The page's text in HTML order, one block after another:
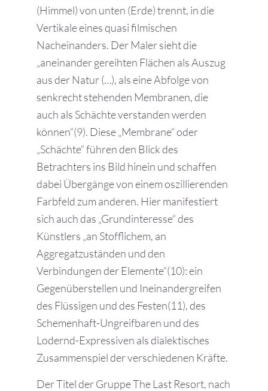
(Himmel) von unten (Erde) trennt, in die
Vertikale eines quasi filmischen
Nacheinanders. Der Maler sieht die
„aneinander gereihten Flächen als Auszug
aus der Natur (…), als eine Abfolge von
senkrecht stehenden Membranen, die
auch als Schächte verstanden werden
können“(9). Diese „Membrane“ oder
„Schächte“ führen den Blick des
Betrachters ins Bild hinein und schaffen
dabei Übergänge von einem oszillierenden
Farbfeld zum anderen. Hier manifestiert
sich auch das „Grundinteresse“ des
Künstlers „an Stofflichem, an
Aggregatzuständen und den
Verbindungen der Elemente“(10): ein
Gegenüberstellen und Ineinandergreifen
des Flüssigen und des Festen(11), des
Schemenhaft-Ungreifbaren und des
Lodernd-Expressiven als dialektisches
Zusammenspiel der verschiedenen Kräfte.
Der Titel der Gruppe The Last Resort, nach